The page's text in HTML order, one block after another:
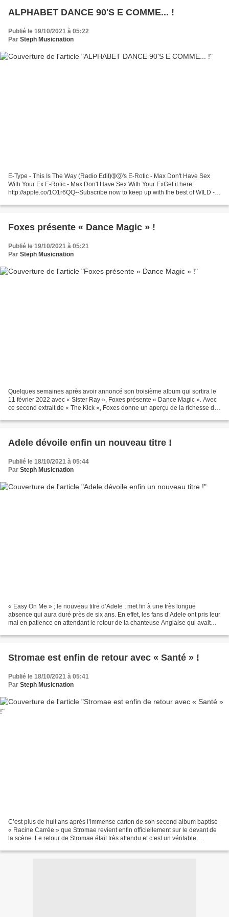
ALPHABET DANCE 90'S E COMME... !
Publié le 19/10/2021 à 05:22
Par Steph Musicnation
E-Type - This Is The Way (Radio Edit)➈⓪'s E-Rotic - Max Don't Have Sex
With Your Ex E-Rotic - Max Don't Have Sex With Your ExGet it here:
http://apple.co/1O1r6QQ--Subscribe now to keep up with the best of WILD -
Foxes présente « Dance Magic » !
Publié le 19/10/2021 à 05:21
Par Steph Musicnation
Quelques semaines après avoir annoncé son troisième album qui sortira le
11 février 2022 avec « Sister Ray », Foxes présente « Dance Magic ». Avec
ce second extrait de « The Kick », Foxes donne un aperçu de la richesse de
Adele dévoile enfin un nouveau titre !
Publié le 18/10/2021 à 05:44
Par Steph Musicnation
« Easy On Me » ; le nouveau titre d’Adele ; met fin à une très longue
absence qui aura duré près de six ans. En effet, les fans d’Adele ont pris leur
mal en patience en attendant le retour de la chanteuse Anglaise qui avait
Stromae est enfin de retour avec « Santé » !
Publié le 18/10/2021 à 05:41
Par Steph Musicnation
C’est plus de huit ans après l’immense carton de son second album baptisé
« Racine Carrée » que Stromae revient enfin officiellement sur le devant de
la scène. Le retour de Stromae était très attendu et c’est un véritable